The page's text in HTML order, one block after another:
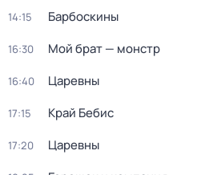
14:15 Барбоскины
16:30 Мой брат — монстр
16:40 Царевны
17:15 Край Бебис
17:20 Царевны